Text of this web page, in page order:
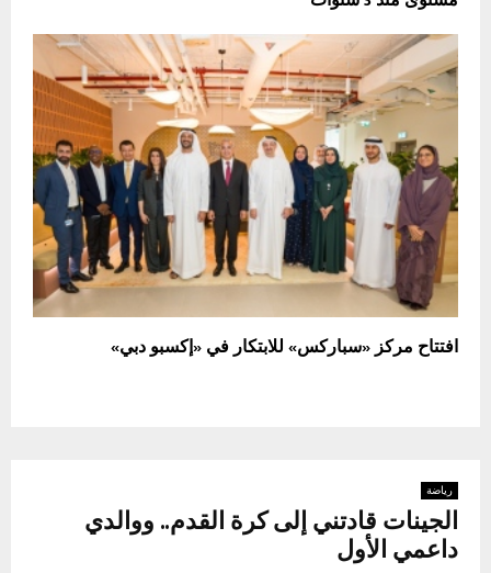
افتتاح مركز «سباركس» للابتكار في «إكسبو دبي»
رياضة
الجينات قادتني إلى كرة القدم.. ووالدي
داعمي الأول